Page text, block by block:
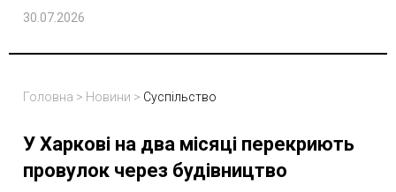
30.07.2026
Головна > Новини > Суспільство
У Харкові на два місяці перекриють
провулок через будівництво